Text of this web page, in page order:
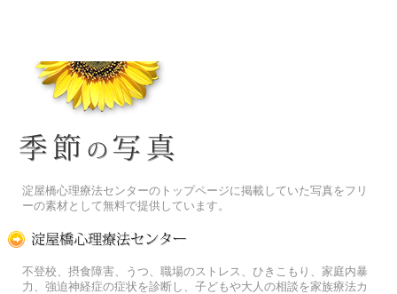
淀屋橋心理療法センターのトップページに掲載していた写真をフリ
ーの素材として無料で提供しています。
不登校、摂食障害、うつ、職場のストレス、ひきこもり、家庭内暴
力、強迫神経症の症状を診断し、子どもや大人の相談を家族療法カ